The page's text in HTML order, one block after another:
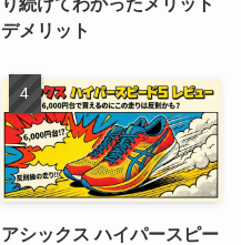
デメリット
アシックス ハイパースピー